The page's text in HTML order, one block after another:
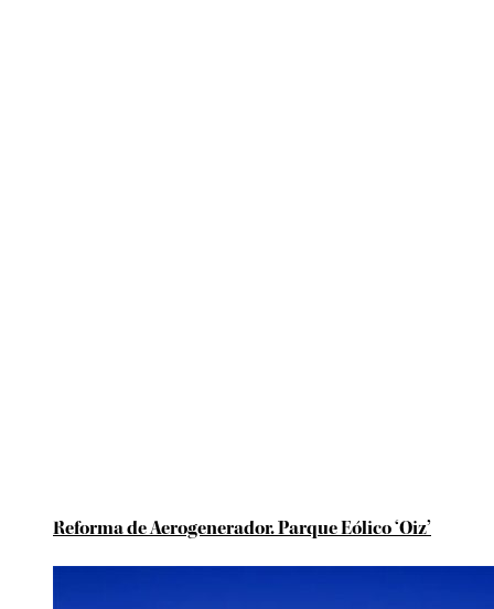
Reforma de Aerogenerador. Parque Eólico ‘Oiz’